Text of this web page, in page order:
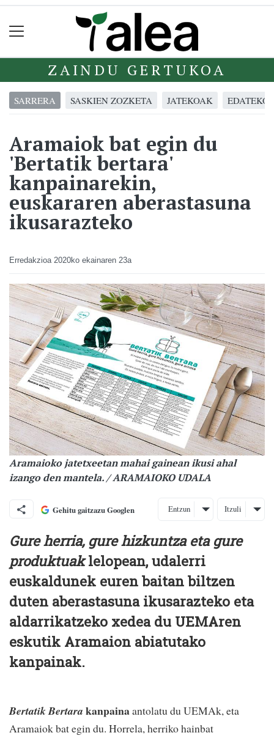
ZAINDU GERTUKOA
SARRERA SASKIEN ZOZKETA JATEKOAK
Aramaiok bat egin du
'Bertatik bertara'
kanpainarekin,
euskararen aberastasuna
ikusarazteko
Erredakzioa 2020ko ekainaren 23a
Aramaioko jatetxeetan mahai gainean ikusi ahal
izango den mantela. / ARAMAIOKO UDALA
Gehitu gaitzazu Googlen Entzun Itzuli
Gure herria, gure hizkuntza eta gure
produktuaklelopean, udalerri
euskaldunek euren baitan biltzen
duten aberastasuna ikusarazteko eta
aldarrikatzeko xedea du UEMAren
eskutik Aramaion abiatutako
kanpainak.
Bertatik Bertara kanpainaantolatu du UEMAk, eta
Aramaiok bat egin du. Horrela, herriko hainbat